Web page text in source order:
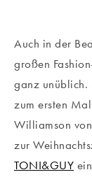
Auch in der
großen
ganz unüblich.
zum ersten
Williamson
zur
TONI&GUY